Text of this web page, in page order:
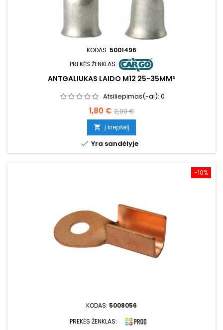
KODAS: 5001496
PREKĖS ŽENKLAS:
ANTGALIUKAS LAIDO M12 25-35MM²
Atsiliepimas(-ai): 0
Kaina
1,80 € Bazinė
kaina
2,00 €
 Į krepšelį
 Yra sandėlyje
−10%
KODAS: 5008056
PREKĖS ŽENKLAS: